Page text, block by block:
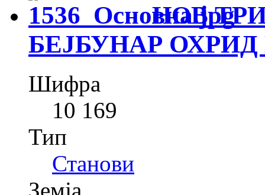
НОВ
БЕЈБУНАР
Шифра
10 169
Тип
Станови
Земја